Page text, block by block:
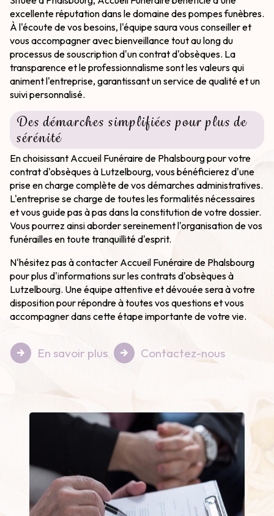
excellente réputation dans le domaine des pompes funèbres.
À l'écoute de vos besoins, l'équipe saura vous conseiller et
vous accompagner avec bienveillance tout au long du
processus de souscription d'un contrat d'obsèques. La
transparence et le professionnalisme sont les valeurs qui
animent l'entreprise, garantissant un service de qualité et un
suivi personnalisé.
Des démarches simplifiées pour plus de
sérénité
En choisissant Accueil Funéraire de Phalsbourg pour votre
contrat d'obsèques à Lutzelbourg, vous bénéficierez d'une
prise en charge complète de vos démarches administratives.
L'entreprise se charge de toutes les formalités nécessaires
et vous guide pas à pas dans la constitution de votre dossier.
Vous pourrez ainsi aborder sereinement l'organisation de vos
funérailles en toute tranquillité d'esprit.
N'hésitez pas à contacter Accueil Funéraire de Phalsbourg
pour plus d'informations sur les contrats d'obsèques à
Lutzelbourg. Une équipe attentive et dévouée sera à votre
disposition pour répondre à toutes vos questions et vous
accompagner dans cette étape importante de votre vie.
En savoir plus Contactez-nous